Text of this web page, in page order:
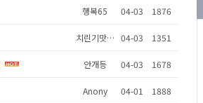
행복65 04-03 1876
치린기맛있어 04-03 1351
안개등 04-03 1678
Anony 04-01 1888